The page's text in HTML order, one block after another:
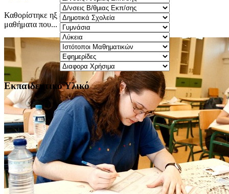
Καθορίστηκε ηξ εξεταστέα ύλη 2025-2026 για τα
μαθήματα που...
Εκπαιδευτικό Υλικό